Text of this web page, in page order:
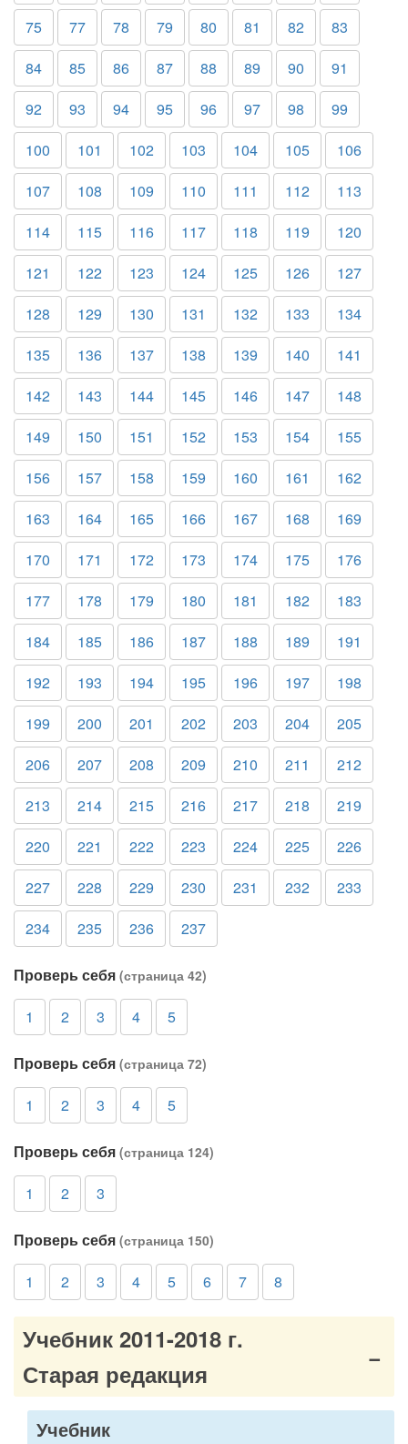
75 77 78 79 80 81 82
83
84
85 86 87 88 89 90
91
92
93 94 95 96 97 98
99
100
101 102 103 104 105
106
107
108 109 110 111 112
113
114
115 116 117 118 119
120
121
122 123 124 125 126
127
128
129 130 131 132 133
134
135
136 137 138 139 140
141
142
143 144 145 146 147
148
149
150 151 152 153 154
155
156
157 158 159 160 161
162
163
164 165 166 167 168
169
170
171 172 173 174 175
176
177
178 179 180 181 182
183
184
185 186 187 188 189
191
192
193 194 195 196 197
198
199
200 201 202 203 204
205
206
207 208 209 210 211
212
213
214 215 216 217 218
219
220
221 222 223 224 225
226
227
228 229 230 231 232
233
234
235 236 237
Проверь себя (страница 42)
1 2 3 4 5
Проверь себя (страница 72)
1 2 3 4 5
Проверь себя (страница 124)
1 2 3
Проверь себя (страница 150)
1 2 3 4 5 6 7 8
Учебник 2011-2018 г.
Старая редакция
Учебник